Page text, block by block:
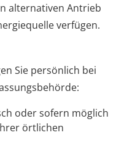
alternativen Antrieb
verfügen.
Sie persönlich bei
oder sofern möglich
örtlichen